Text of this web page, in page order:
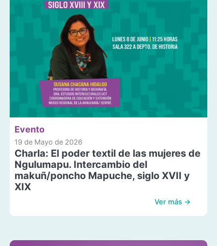
Evento
19 de Mayo de 2026
Charla: El poder textil de las mujeres de
Ngulumapu. Intercambio del
makuñ/poncho Mapuche, siglo XVII y
XIX
Ver más →